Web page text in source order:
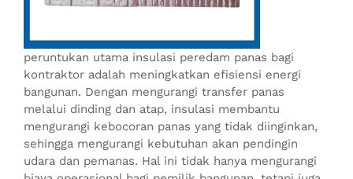
peruntukan utama insulasi peredam panas bagi
kontraktor adalah meningkatkan efisiensi energi
bangunan. Dengan mengurangi transfer panas
melalui dinding dan atap, insulasi membantu
mengurangi kebocoran panas yang tidak diinginkan,
sehingga mengurangi kebutuhan akan pendingin
udara dan pemanas. Hal ini tidak hanya mengurangi